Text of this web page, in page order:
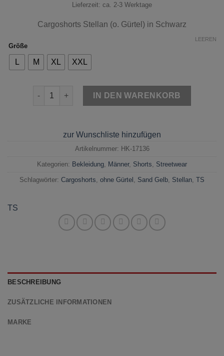
Lieferzeit: ca. 2-3 Werktage
Cargoshorts Stellan (o. Gürtel) in Schwarz
Größe
L M XL XXL
LEEREN
Cargoshorts Stellan (o. Gürtel) Schwarz Menge
IN DEN WARENKORB
zur Wunschliste hinzufügen
Artikelnummer: HK-17136
Kategorien: Bekleidung Männer, Shorts Streetwear
Schlagwörter: Cargoshorts ohne Gürtel Sand Gelb Stellan TS
TS
BESCHREIBUNG
ZUSÄTZLICHE INFORMATIONEN
MARKE